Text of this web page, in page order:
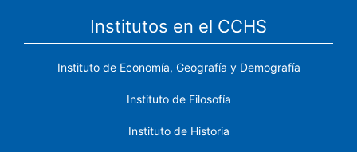
Institutos en el CCHS
Instituto de Economía, Geografía y Demografía
Instituto de Filosofía
Instituto de Historia